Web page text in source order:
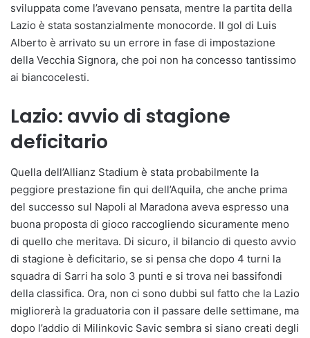
sviluppata come l’avevano pensata, mentre la partita della
Lazio è stata sostanzialmente monocorde. Il gol di Luis
Alberto è arrivato su un errore in fase di impostazione
della Vecchia Signora, che poi non ha concesso tantissimo
ai biancocelesti.
Lazio: avvio di stagione
deficitario
Quella dell’Allianz Stadium è stata probabilmente la
peggiore prestazione fin qui dell’Aquila, che anche prima
del successo sul Napoli al Maradona aveva espresso una
buona proposta di gioco raccogliendo sicuramente meno
di quello che meritava. Di sicuro, il bilancio di questo avvio
di stagione è deficitario, se si pensa che dopo 4 turni la
squadra di Sarri ha solo 3 punti e si trova nei bassifondi
della classifica. Ora, non ci sono dubbi sul fatto che la Lazio
migliorerà la graduatoria con il passare delle settimane, ma
dopo l’addio di Milinkovic Savic sembra si siano creati degli